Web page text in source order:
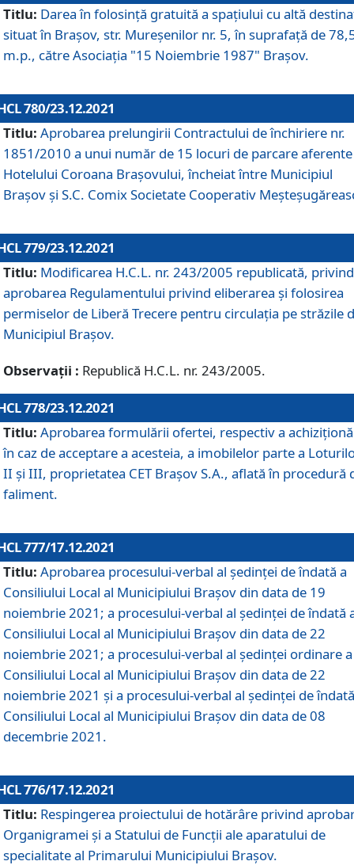
Titlu: Darea în folosinţă gratuită a spaţiului cu altă
situat în Braşov, str. Mureşenilor nr. 5, în suprafaţă de
m.p., către Asociaţia "15 Noiembrie 1987" Braşov.
780/23.12.2021
Titlu: Aprobarea prelungirii Contractului de închiriere nr.
1851/2010 a unui număr de 15 locuri de parcare aferente
Hotelului Coroana Brașovului, încheiat între Municipiul
Braşov şi S.C. Comix Societate Cooperativ
779/23.12.2021
Titlu: Modificarea H.C.L. nr. 243/2005 republicată, privind
aprobarea Regulamentului privind eliberarea şi folosirea
permiselor de Liberă Trecere pentru circulația pe străzile
Municipiul Braşov.
Observații : Republică H.C.L. nr. 243/2005.
778/23.12.2021
Titlu: Aprobarea formulării ofertei, respectiv a
în caz de acceptare a acesteia, a imobilelor parte a
II și III, proprietatea CET Brașov S.A., aflată în procedură
faliment.
777/17.12.2021
Titlu: Aprobarea procesului-verbal al şedinţei de îndată a
Consiliului Local al Municipiului Braşov din data de 19
noiembrie 2021; a procesului-verbal al şedinţei de îndată
Consiliului Local al Municipiului Braşov din data de 22
noiembrie 2021; a procesului-verbal al şedinţei ordinare a
Consiliului Local al Municipiului Braşov din data de 22
noiembrie 2021 și a procesului-verbal al şedinţei de
Consiliului Local al Municipiului Braşov din data de 08
decembrie 2021.
776/17.12.2021
Titlu: Respingerea proiectului de hotărâre privind
Organigramei şi a Statului de Funcţii ale aparatului de
specialitate al Primarului Municipiului Braşov.